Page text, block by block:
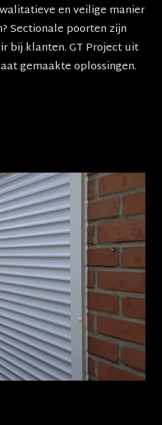
en veilige manier
Sectionale poorten zijn
bij klanten. GT Project uit
gemaakte oplossingen.